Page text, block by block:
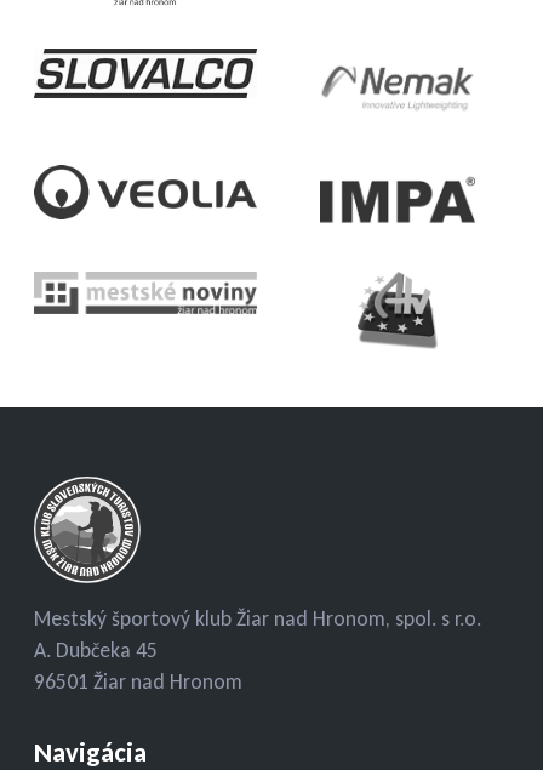
Mestský športový klub Žiar nad Hronom, spol. s r.o.
A. Dubčeka 45
96501 Žiar nad Hronom
Navigácia